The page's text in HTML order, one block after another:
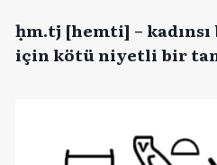
ḥm.tj [hemti] –
için kötü niyetli bir